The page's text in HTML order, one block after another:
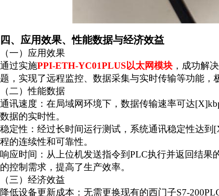
四、应用效果、性能数据与经济效益
（一）应用效果
通过实施PPI-ETH-YC01PLUS 以太网模块，成功解
题，实现了远程监控、数据采集与实时传输等功能
（二）性能数据
通讯速度：在局域网环境下，数据传输速率可达
数据的实时性。
稳定性：经过长时间运行测试，系统通讯稳定性达到
程的连续性和可靠性。
响应时间：从上位机发送指令到 PLC执行并返回结果
的控制需求，提高了生产效率。
（三）经济效益
降低设备更新成本：无需更换现有的西门子S7-